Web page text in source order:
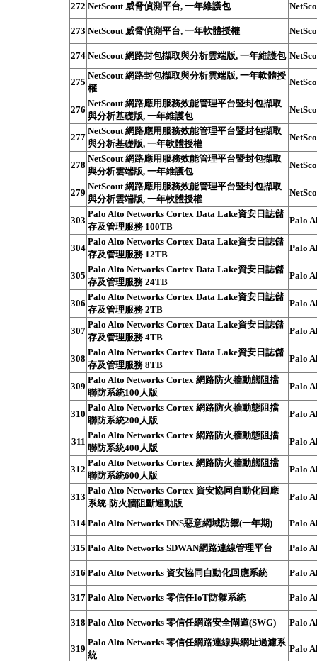
272 NetScout 威脅偵測平台, 一年維護包
273 NetScout 威脅偵測平台, 一年軟體授權
274 NetScout 網路封包擷取與分析雲端版, 一年維護包
275
NetScout 網路封包擷取與分析雲端版, 一年軟體授
權
276
NetScout 網路應用服務效能管理平台暨封包擷取
與分析基礎版, 一年維護包
277
NetScout 網路應用服務效能管理平台暨封包擷取
與分析基礎版, 一年軟體授權
278
NetScout 網路應用服務效能管理平台暨封包擷取
與分析雲端版, 一年維護包
279
NetScout 網路應用服務效能管理平台暨封包擷取
與分析雲端版, 一年軟體授權
303
Palo Alto Networks Cortex Data Lake資安日誌儲
存及管理服務 100TB
Palo
304
Palo Alto Networks Cortex Data Lake資安日誌儲
存及管理服務 12TB
Palo
305
Palo Alto Networks Cortex Data Lake資安日誌儲
存及管理服務 24TB
Palo
306
Palo Alto Networks Cortex Data Lake資安日誌儲
存及管理服務 2TB
Palo
307
Palo Alto Networks Cortex Data Lake資安日誌儲
存及管理服務 4TB
Palo
308
Palo Alto Networks Cortex Data Lake資安日誌儲
存及管理服務 8TB
Palo
309
Palo Alto Networks Cortex 網路防火牆動態阻擋
聯防系統100人版
Palo
310
Palo Alto Networks Cortex 網路防火牆動態阻擋
聯防系統200人版
Palo
311
Palo Alto Networks Cortex 網路防火牆動態阻擋
聯防系統400人版
Palo
312
Palo Alto Networks Cortex 網路防火牆動態阻擋
聯防系統600人版
Palo
313
Palo Alto Networks Cortex 資安協同自動化回應
系統-防火牆阻斷連動版
Palo
314 Palo Alto Networks DNS惡意網域防禦(一年期) Palo
315 Palo Alto Networks SDWAN網路連線管理平台 Palo
316 Palo Alto Networks 資安協同自動化回應系統 Palo
317 Palo Alto Networks 零信任IoT防禦系統 Palo
318 Palo Alto Networks 零信任網路安全閘道(SWG) Palo
319
Palo Alto Networks 零信任網路連線與網址過濾系
統
Palo